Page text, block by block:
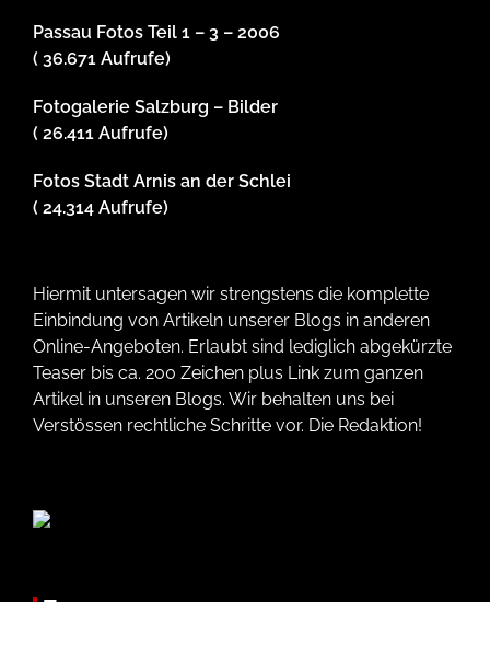
Passau Fotos Teil 1 – 3 – 2006
( 36.671 Aufrufe)
Fotogalerie Salzburg – Bilder
( 26.411 Aufrufe)
Fotos Stadt Arnis an der Schlei
( 24.314 Aufrufe)
Hiermit untersagen wir strengstens die komplette
Einbindung von Artikeln unserer Blogs in anderen
Online-Angeboten. Erlaubt sind lediglich abgekürzte
Teaser bis ca. 200 Zeichen plus Link zum ganzen
Artikel in unseren Blogs. Wir behalten uns bei
Verstössen rechtliche Schritte vor. Die Redaktion!
Tags